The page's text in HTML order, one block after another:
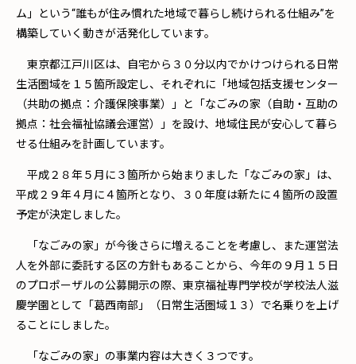
ム」という“誰もが住み慣れた地域で暮らし続けられる仕組み”を
構築していく動きが活発化しています。
東京都江戸川区は、自宅から３０分以内でかけつけられる日常
生活圏域を１５箇所設定し、それぞれに「地域包括支援センター
（共助の拠点：介護保険事業）」と「なごみの家（自助・互助の
拠点：社会福祉協議会運営）」を設け、地域住民が安心して暮ら
せる仕組みを計画しています。
平成２８年５月に３箇所から始まりました「なごみの家」は、
平成２９年４月に４箇所となり、３０年度は新たに４箇所の設置
予定が決定しました。
「なごみの家」が今後さらに増えることを考慮し、また運営法
人を外部に委託する区の方針もあることから、今年の９月１５日
のプロポーザルの公募開示の際、東京福祉専門学校が学校法人滋
慶学園として「葛西南部」（日常生活圏域１３）で名乗りを上げ
ることにしました。
「なごみの家」の事業内容は大きく３つです。